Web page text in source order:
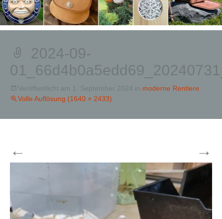
2024-09-
Veröffentlicht am 1. September 2024 in moderne Rentiere
Volle Auflösung (1640 × 2433)
← →